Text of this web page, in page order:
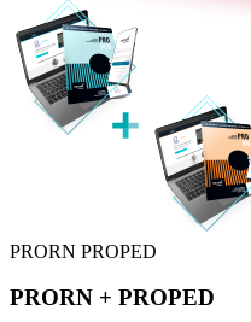
PRORN PROPED
PRORN + PROPED